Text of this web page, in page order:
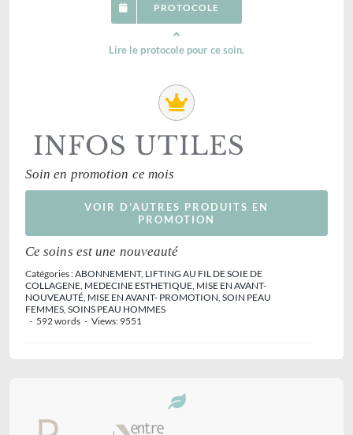
PROTOCOLE
Lire le protocole pour ce soin.
INFOS UTILES
Soin en promotion ce mois
VOIR D’AUTRES PRODUITS EN
PROMOTION
Ce soins est une nouveauté
Catégories :ABONNEMENT, LIFTING AU FIL DE SOIE DE
COLLAGENE, MEDECINE ESTHETIQUE, MISE EN AVANT-
NOUVEAUTÉ, MISE EN AVANT- PROMOTION SOIN PEAU
FEMMES, SOINS PEAU HOMMES
- 592 words - Views: 9551